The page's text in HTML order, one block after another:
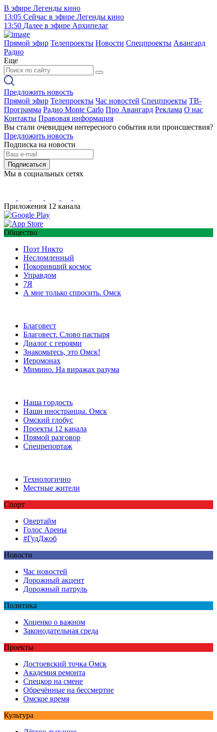
В эфире Легенды кино
13:05 Сейчас в эфире Легенды кино
13:50 Далее в эфире Архипелаг
Прямой эфир Телепроекты Новости Спецпроекты Авангард
Радио
Еще
Предложить новость
Прямой эфир Телепроекты Час новостей Спецпроекты ТВ-
Программа Радио Monte Carlo Про Авангард Реклама О нас
Контакты Правовая информация
Вы стали очевидцем интересного события или происшествия?
Предложить новость
Подписка на новости
Подписаться
Мы в социальных сетях
Приложения 12 канала
Общество
Поэт Никто
Несломленный
Покоривший космос
Управдом
7Я
А мне только спросить. Омск
Благовест
Благовест. Слово пастыря
Диалог с героями
Знакомьтесь, это Омск!
Иеромонах
Мимино. На виражах разума
Наша гордость
Наши иностранцы. Омск
Омский глобус
Проекты 12 канала
Прямой разговор
Спецрепортаж
Технологично
Местные жители
Спорт
Овертайм
Голос Арены
#ГудДжоб
Новости
Час новостей
Дорожный акцент
Дорожный патруль
Политика
Хоценко о важном
Законодательная среда
Проекты
Достоевский точка Омск
Академия ремонта
Спецкор на смене
Обречённые на бессмертие
Омское время
Культура